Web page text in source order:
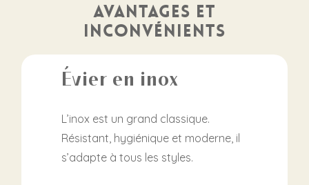
avantages et
inconvénients
Évier en inox
L’inox est un grand classique.
Résistant, hygiénique et moderne, il
s’adapte à tous les styles.